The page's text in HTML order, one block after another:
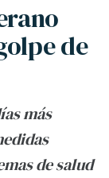
de
más
de salud